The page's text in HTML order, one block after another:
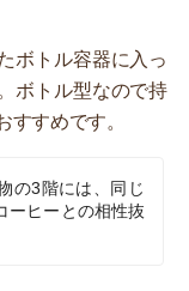
ボトル容器に入っ
ボトル型なので持
すめです。
の3階には、同じ
ーヒーとの相性抜